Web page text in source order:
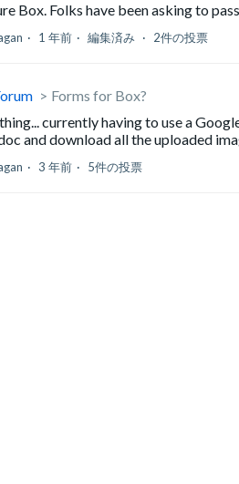
Box. Folks have been asking to
1 年前 編集済み 2件の投票
Forms for Box?
currently having to use a
and download all the uploaded
3 年前 5件の投票